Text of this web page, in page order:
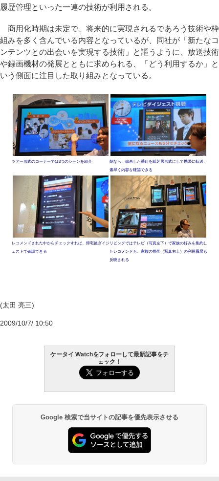
履歴管理といった一連の技術が利用される。
商用化時期は未定で、将来的に実現されるであろう技術や枠
組みを多く含んでいる内容となっているが、同社が「新たなコ
ンテンツとの出会いを実現する技術」と謳うように、放送技術
や録画機材の発展とともに求められる、「どう利用するか」と
いう側面に注目した取り組みとなっている。
ツアー形式のコーナーでは3つのシーンを紹介
朝なら、録画した番組を紙芝居形式にして携帯に転送、
素早く内容を確認できる
レコメンドされた中からチェックすれば、帰宅後ダイジ
ェストで確認できる
リビングではテレビ（写真左下）で家族の好みを集約し
たレコメンドも。家族の携帯（写真右上）の利用履歴も
反映される
(太田 亮三)
2009/10/7/ 10:50
ケータイ Watchをフォローして最新記事をチ
ェック！
Google 検索で当サイトの記事を優先表示させる